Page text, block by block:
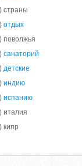
страны
отдых
поволжья
санаторий
детские
индию
испанию
италия
кипр